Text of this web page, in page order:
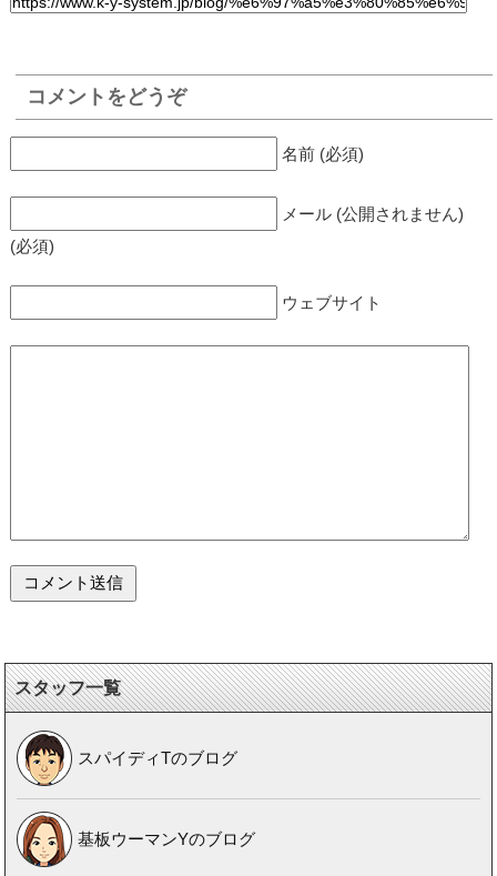
コメントをどうぞ
名前 (必須)
メール (公開されません)
(必須)
ウェブサイト
スタッフ一覧
スパイディTのブログ
基板ウーマンYのブログ